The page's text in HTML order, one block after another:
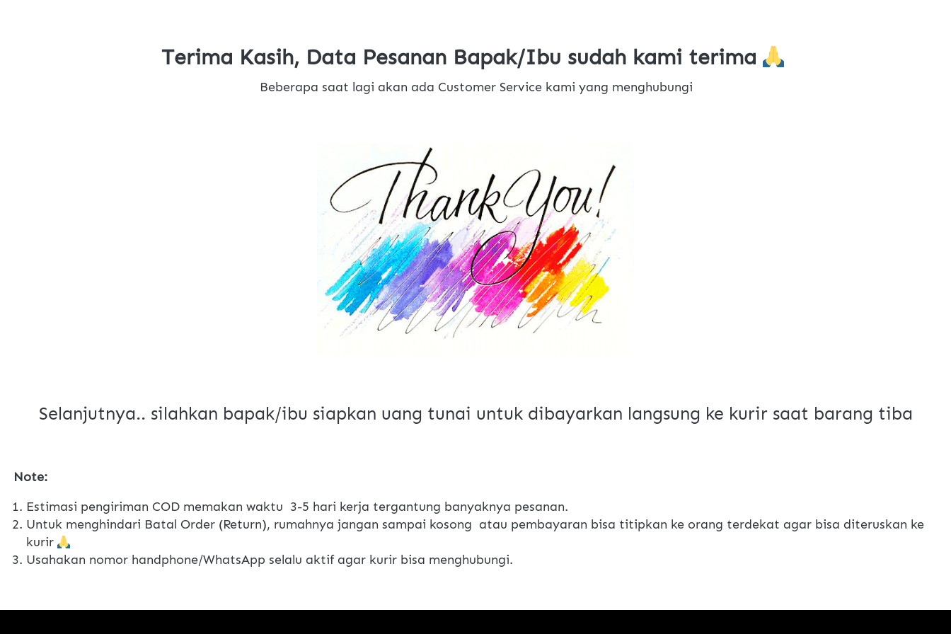
Terima Kasih, Data Pesanan Bapak/Ibu sudah kami terima
Beberapa saat lagi akan ada Customer Service kami yang menghubungi
Selanjutnya.. silahkan bapak/ibu siapkan uang tunai untuk dibayarkan langsung ke kurir saat barang tiba
Note:
Estimasi pengiriman COD memakan waktu  3-5 hari kerja tergantung banyaknya pesanan.
Untuk menghindari Batal Order (Return), rumahnya jangan sampai kosong  atau pembayaran bisa titipkan ke orang terdekat agar bisa diteruskan ke
kurir
Usahakan nomor handphone/WhatsApp selalu aktif agar kurir bisa menghubungi.